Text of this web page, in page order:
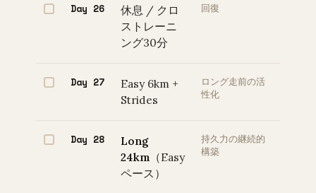
Day 26
休息 / クロ
ストレーニ
ング30分
回復
Day 27
Easy 6km +
Strides
ロング走前の活
性化
Day 28
Long
24km （Easy
ペース）
持久力の継続的
構築